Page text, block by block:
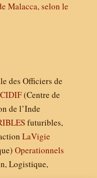
Malacca, selon le
des Officiers de
CIDIF(Centre de
de l’Inde
futuribles,
LaVigie
Operationnels
Logistique,